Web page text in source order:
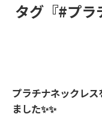
タグ『#プラ
プラチナネックレ
ました✨✨